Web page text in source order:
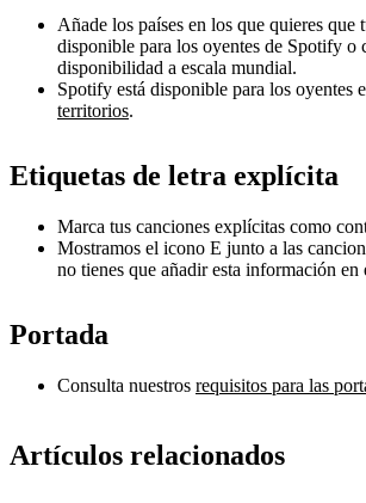
Añade los países en los que quieres que
disponible para los oyentes de Spotify o
disponibilidad a escala mundial.
Spotify está disponible para los oyentes
territorios.
Etiquetas de letra explícita
Marca tus canciones explícitas como
Mostramos el icono E junto a las
no tienes que añadir esta información en
Portada
Consulta nuestros requisitos para las
Artículos relacionados